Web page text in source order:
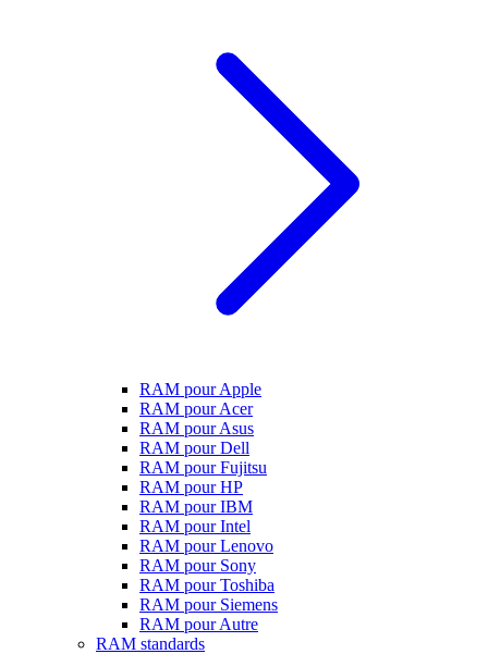
RAM pour Apple
RAM pour Acer
RAM pour Asus
RAM pour Dell
RAM pour Fujitsu
RAM pour HP
RAM pour IBM
RAM pour Intel
RAM pour Lenovo
RAM pour Sony
RAM pour Toshiba
RAM pour Siemens
RAM pour Autre
RAM standards